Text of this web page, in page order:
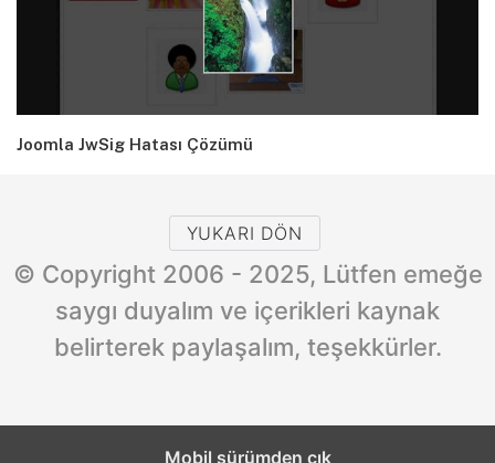
Joomla JwSig Hatası Çözümü
YUKARI DÖN
© Copyright 2006 - 2025, Lütfen emeğe
saygı duyalım ve içerikleri kaynak
belirterek paylaşalım, teşekkürler.
Mobil sürümden çık